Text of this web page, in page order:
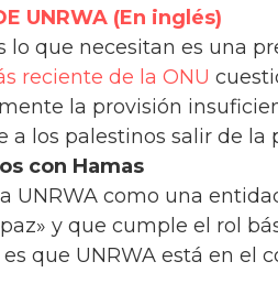
UNRWA (En inglés)
lo que necesitan es una
reciente de la ONU
la provisión
los palestinos salir de la
con Hamas
a UNRWA como una
y que cumple el rol
que UNRWA está en el